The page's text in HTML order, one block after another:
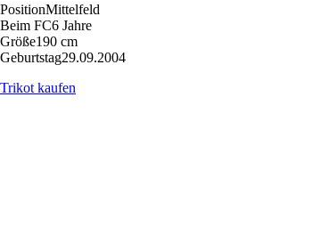
PositionMittelfeld
Beim FC6 Jahre
Größe190 cm
Geburtstag29.09.2004
Trikot kaufen